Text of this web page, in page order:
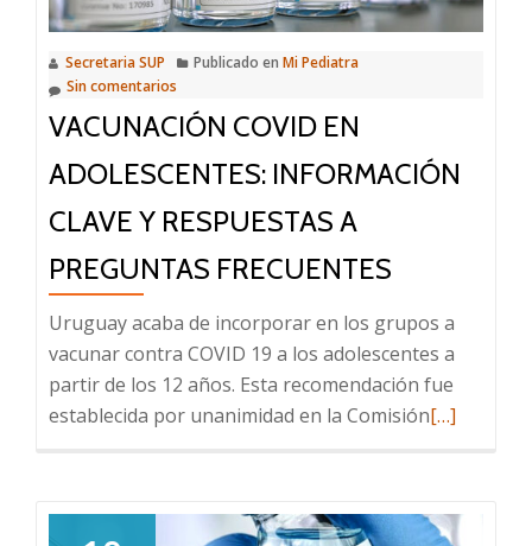
a
la
inmunización
adolescentes
Secretaria SUP Publicado en Mi Pediatra
Sin comentarios
VACUNACIÓN COVID EN
ADOLESCENTES: INFORMACIÓN
CLAVE Y RESPUESTAS A
PREGUNTAS FRECUENTES
Uruguay acaba de incorporar en los grupos a
vacunar contra COVID 19 a los adolescentes a
partir de los 12 años. Esta recomendación fue
establecida por unanimidad en la ComisiónLeer
COVID
[…]